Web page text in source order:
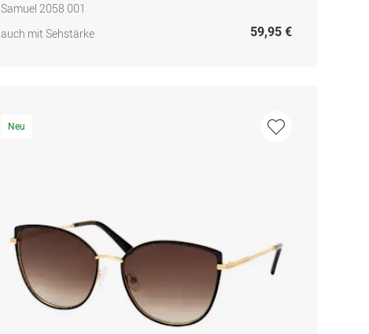
Samuel 2058 001
auch mit Sehstärke
59,95 €
Neu